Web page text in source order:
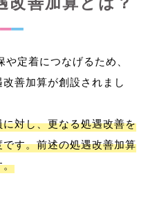
定着につなげるため、
善加算が創設されまし
対し、更なる処遇改善を
す。前述の処遇改善加算
。